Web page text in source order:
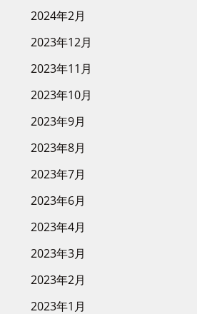
2024年2月
2023年12月
2023年11月
2023年10月
2023年9月
2023年8月
2023年7月
2023年6月
2023年4月
2023年3月
2023年2月
2023年1月